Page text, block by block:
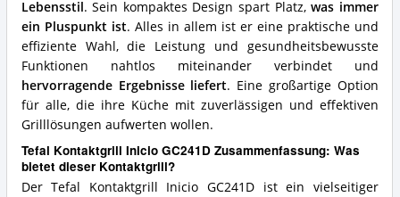
Lebensstil. Sein kompaktes Design spart Platz,was immer
ein Pluspunkt ist. Alles in allem ist er eine praktische und
effiziente Wahl, die Leistung und gesundheitsbewusste
Funktionen nahtlos miteinander verbindet und
hervorragende Ergebnisse liefert. Eine großartige Option
für alle, die ihre Küche mit zuverlässigen und effektiven
Grilllösungen aufwerten wollen.
Tefal Kontaktgrill Inicio GC241D Zusammenfassung: Was
bietet dieser Kontaktgrill?
Der Tefal Kontaktgrill Inicio GC241D ist ein vielseitiger